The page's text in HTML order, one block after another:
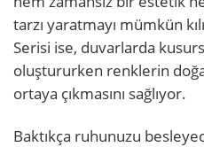
tarzı yaratmayı mümkün
Serisi ise, duvarlarda
oluştururken renklerin
ortaya çıkmasını sağlıyor.
Baktıkça ruhunuzu